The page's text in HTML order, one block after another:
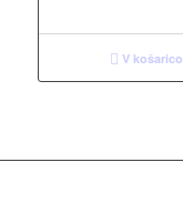
V košarico